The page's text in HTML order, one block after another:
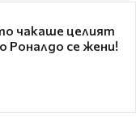
чакаше целият
Роналдо се жени!